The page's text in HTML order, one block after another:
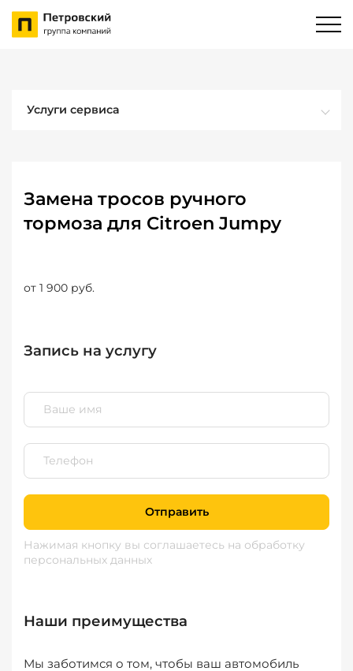
Услуги сервиса
Замена тросов ручного
тормоза для Citroen Jumpy
от 1 900 руб.
Запись на услугу
Отправить
Нажимая кнопку вы соглашаетесь на обработку
персональных данных
Наши преимущества
Мы заботимся о том, чтобы ваш автомобиль